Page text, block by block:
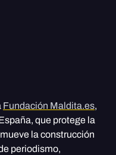
Fundación Maldita.es,
que protege la
la construcción
periodismo,